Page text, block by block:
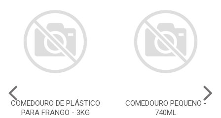
COMEDOURO DE PLÁSTICO
PARA FRANGO - 3KG
COMEDOURO PEQUENO -
740ML